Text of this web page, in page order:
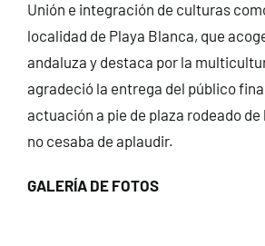
Unión e integración de culturas
localidad de Playa Blanca, que
andaluza y destaca por la
agradeció la entrega del público
actuación a pie de plaza rodeado
no cesaba de aplaudir.
GALERÍA DE FOTOS